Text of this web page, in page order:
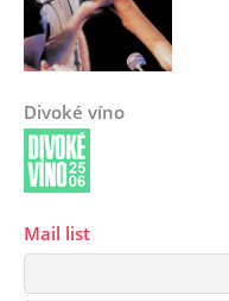
Divoké víno
Mail list